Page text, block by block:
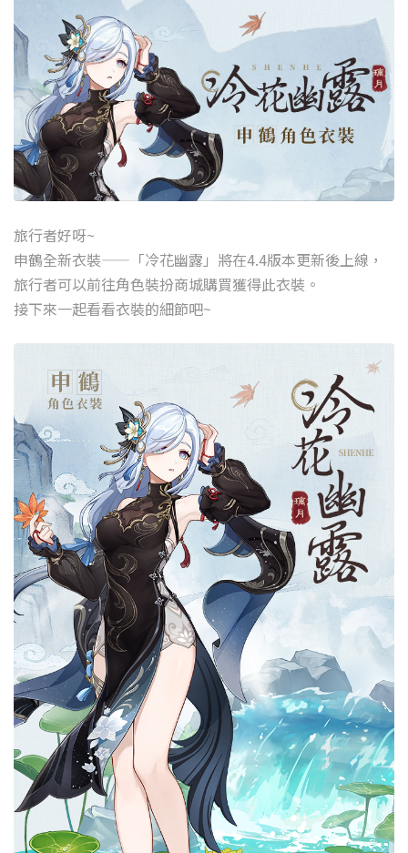
旅行者好呀~
申鶴全新衣裝——「冷花幽露」將在4.4版本更新後上線，
旅行者可以前往角色裝扮商城購買獲得此衣裝。
接下來一起看看衣裝的細節吧~